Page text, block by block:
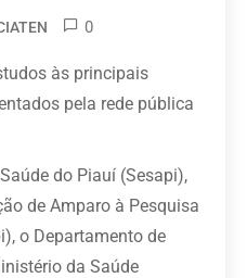
0
às principais
pela rede pública
do Piauí (Sesapi),
de Amparo à Pesquisa
o Departamento de
da Saúde